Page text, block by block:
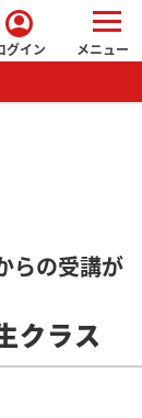
account_circle
グイン メニュー
らの受講が
クラス